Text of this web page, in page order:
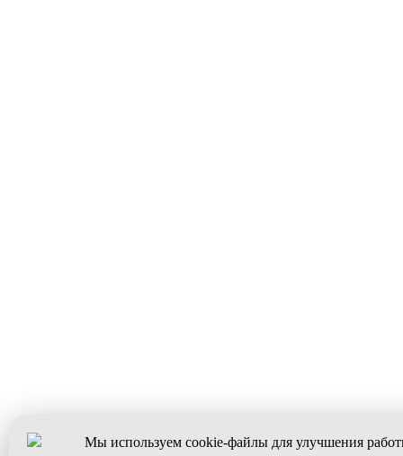
Мы используем cookie-файлы для улучшения